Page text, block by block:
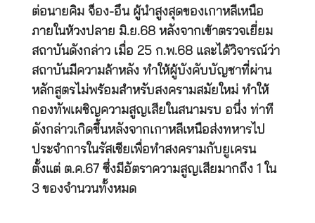
ต่อนายคิม จ็อง-อึน ผู้นำสูงสุดของเกาหลีเหนือ
ภายในห้วงปลาย มิ.ย.68 หลังจากเข้าตรวจเยี่ยม
สถาบันดังกล่าว เมื่อ 25 ก.พ.68 และได้วิจารณ์ว่า
สถาบันมีความล้าหลัง ทำให้ผู้บังคับบัญชาที่ผ่าน
หลักสูตรไม่พร้อมสำหรับสงครามสมัยใหม่ ทำให้
กองทัพเผชิญความสูญเสียในสนามรบ อนึ่ง ท่าที
ดังกล่าวเกิดขึ้นหลังจากเกาหลีเหนือส่งทหารไป
ประจำการในรัสเซียเพื่อทำสงครามกับยูเครน
ตั้งแต่ ต.ค.67 ซึ่งมีอัตราความสูญเสียมากถึง 1 ใน
3 ของจำนวนทั้งหมด